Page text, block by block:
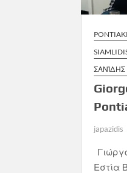
japazidis
Εστία